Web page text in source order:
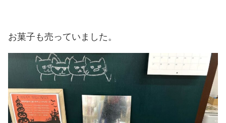
お菓子も売っていました。